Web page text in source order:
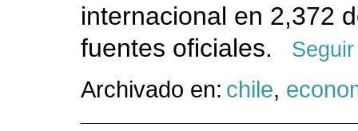
internacional en 2,372
fuentes oficiales.
Archivado en: chile,